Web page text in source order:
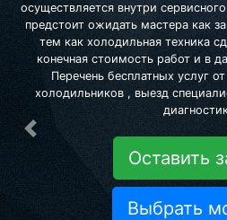
осуществляется внутри
предстоит ожидать мастера как
тем как холодильная техника
конечная стоимость работ и в
Перечень бесплатных услуг
холодильников , выезд
Оставить
Выбрать
Предыдущая